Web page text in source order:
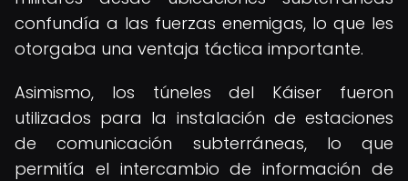
confundía a las fuerzas enemigas, lo que les
otorgaba una ventaja táctica importante.
Asimismo, los túneles del Káiser fueron
utilizados para la instalación de estaciones
de comunicación subterráneas, lo que
permitía el intercambio de información de